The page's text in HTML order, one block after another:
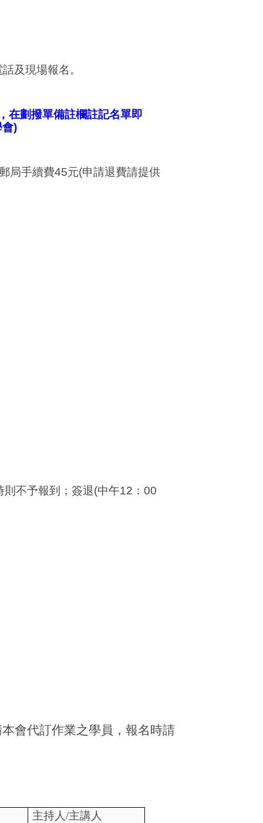
及現場報名。
在劃撥單備註欄註記名單即
會)
局手續費45元(申請退費請提供
則不予報到；簽退(中午12 ： 00
會代訂作業之學員，報名時請
主持人/主講人